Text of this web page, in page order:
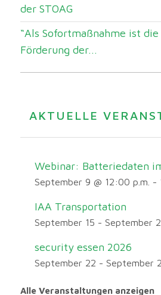
der STOAG
“Als Sofortmaßnahme ist
Förderung der...
AKTUELLE
Webinar: Batteriedaten
September 9 @ 12:00 p.m. -
IAA Transportation
September 15 - September
security essen 2026
September 22 - September
Alle Veranstaltungen anzeigen